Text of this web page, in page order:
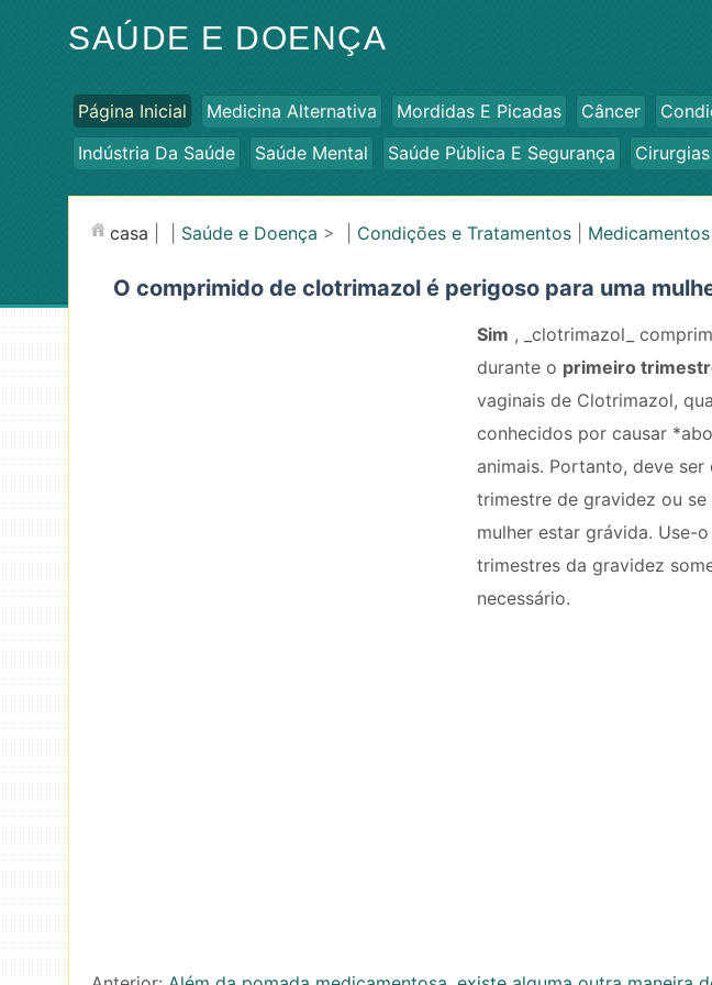
SAÚDE E DOENÇA
Página Inicial Medicina Alternativa Mordidas E Picadas Câncer
Indústria Da Saúde
Saúde Mental Saúde Pública E Segurança
casa Saúde e Doença > | Condições e Tratamentos
O comprimido de clotrimazol é perigoso para uma
Sim , _clotrimazol_
durante o primeiro
vaginais de Clotrimazol,
conhecidos por causar
animais. Portanto, deve
trimestre de gravidez ou
mulher estar grávida. Use-
trimestres da gravidez
necessário.